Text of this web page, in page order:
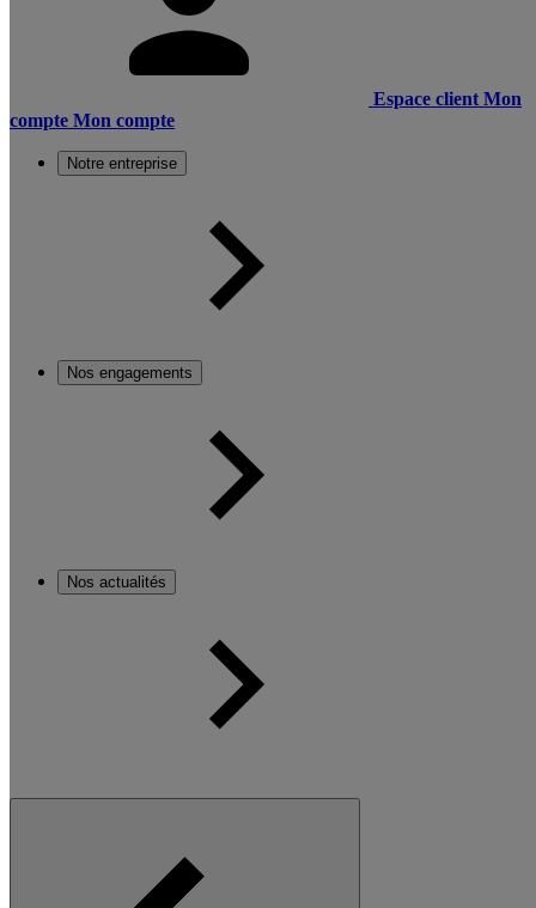
Espace client Mon
compte Mon compte
Notre entreprise
Nos engagements
Nos actualités